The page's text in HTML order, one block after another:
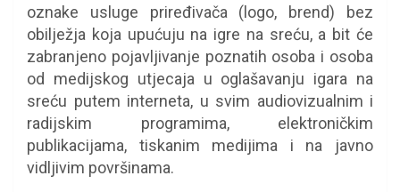
oznake usluge priređivača (logo, brend) bez
obilježja koja upućuju na igre na sreću, a bit će
zabranjeno pojavljivanje poznatih osoba i osoba
od medijskog utjecaja u oglašavanju igara na
sreću putem interneta, u svim audiovizualnim i
radijskim programima, elektroničkim
publikacijama, tiskanim medijima i na javno
vidljivim površinama.